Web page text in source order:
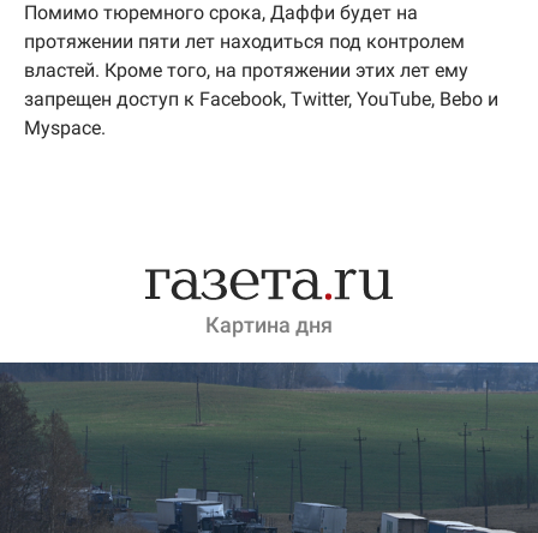
Помимо тюремного срока, Даффи будет на
протяжении пяти лет находиться под контролем
властей. Кроме того, на протяжении этих лет ему
запрещен доступ к Facebook, Twitter, YouTube, Bebo и
Myspace.
Картина дня